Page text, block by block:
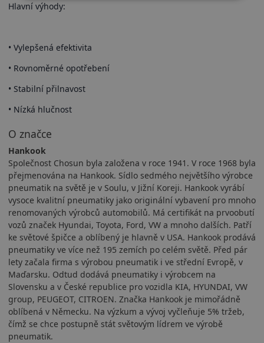
Hlavní výhody:
• Vylepšená efektivita
• Rovnoměrné opotřebení
• Stabilní přilnavost
• Nízká hlučnost
O značce
Hankook
Společnost Chosun byla založena v roce 1941. V roce 1968 byla
přejmenována na Hankook. Sídlo sedmého největšího výrobce
pneumatik na světě je v Soulu, v Jižní Koreji. Hankook vyrábí
vysoce kvalitní pneumatiky jako originální vybavení pro mnoho
renomovaných výrobců automobilů. Má certifikát na prvoobutí
vozů značek Hyundai, Toyota, Ford, VW a mnoho dalších. Patří
ke světové špičce a oblíbený je hlavně v USA. Hankook prodává
pneumatiky ve více než 195 zemích po celém světě. Před pár
lety začala firma s výrobou pneumatik i ve střední Evropě, v
Maďarsku. Odtud dodává pneumatiky i výrobcem na
Slovensku a v České republice pro vozidla KIA, HYUNDAI, VW
group, PEUGEOT, CITROEN. Značka Hankook je mimořádně
oblíbená v Německu. Na výzkum a vývoj vyčleňuje 5% tržeb,
čímž se chce postupně stát světovým lídrem ve výrobě
pneumatik.